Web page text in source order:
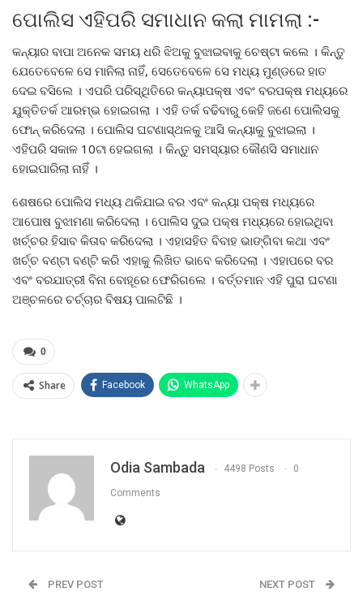
ପୋଲିସ ଏହିପରି ସମାଧାନ କଲା ମାମଲା :-
କନ୍ୟାର ବାପା ଅନେକ ସମୟ ଧରି ଝିଅକୁ ବୁଝାଇବାକୁ ଚେଷ୍ଟା କଲେ । କିନ୍ତୁ
ଯେତେବେଳେ ସେ ମାନିଲା ନାହିଁ, ସେତେବେଳେ ସେ ମଧ୍ୟ ମୁଣ୍ଡରେ ହାତ
ଦେଇ ବସିଲେ । ଏପରି ପରିସ୍ଥିତିରେ କନ୍ୟାପକ୍ଷ ଏବଂ ବରପକ୍ଷ ମଧ୍ୟରେ
ଯୁକ୍ତିତର୍କ ଆରମ୍ଭ ହୋଇଗଲା । ଏହି ତର୍କ ବଢିବାରୁ କେହି ଜଣେ ପୋଲିସକୁ
ଫୋନ୍ କରିଦେଲା । ପୋଲିସ ଘଟଣାସ୍ଥଳକୁ ଆସି କନ୍ୟାକୁ ବୁଝାଇଲା ।
ଏହିପରି ସକାଳ 10ଟା ହେଇଗଲା । କିନ୍ତୁ ସମସ୍ୟାର କୌଣସି ସମାଧାନ
ହୋଇପାରିଲା ନାହିଁ ।
ଶେଷରେ ପୋଲିସ ମଧ୍ୟ ଥକିଯାଇ ବର ଏବଂ କନ୍ୟା ପକ୍ଷ ମଧ୍ୟରେ
ଆପୋଷ ବୁଝାମଣା କରିଦେଲା । ପୋଲିସ ଦୁଇ ପକ୍ଷ ମଧ୍ୟରେ ହୋଇଥିବା
ଖର୍ଚ୍ଚର ହିସାବ କିତାବ କରିଦେଲା । ଏହାସହିତ ବିବାହ ଭାଙ୍ଗିବା କଥା ଏବଂ
ଖର୍ଚ୍ଚ ବଣ୍ଟା ବଣ୍ଟି କରି ଏହାକୁ ଲିଖିତ ଭାବେ କରିଦେଲା । ଏହାପରେ ବର
ଏବଂ ବରଯାତ୍ରୀ ବିନା ବୋହୂରେ ଫେରିଗଲେ । ବର୍ତ୍ତମାନ ଏହି ପୁରା ଘଟଣା
ଅଞ୍ଚଳରେ ଚର୍ଚ୍ଚାର ବିଷୟ ପାଲଟିଛି ।
0
Share Facebook WhatsApp
Odia Sambada 4498 Posts 0
Comments
PREV POST NEXT POST